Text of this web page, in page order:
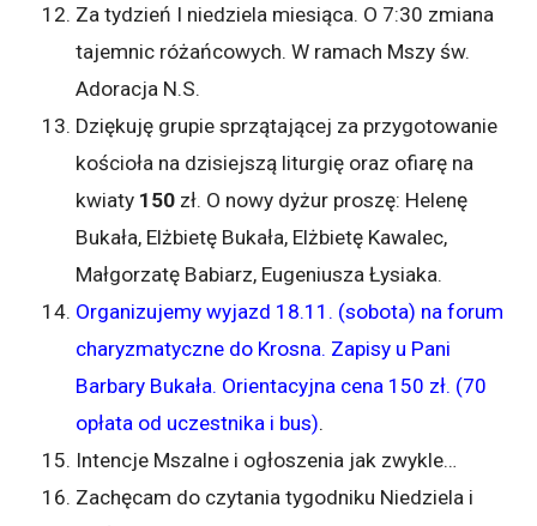
Za tydzień I niedziela miesiąca. O 7:30 zmiana
tajemnic różańcowych. W ramach Mszy św.
Adoracja N.S.
Dziękuję grupie sprzątającej za przygotowanie
kościoła na dzisiejszą liturgię oraz ofiarę na
kwiaty 150 zł. O nowy dyżur proszę: Helenę
Bukała, Elżbietę Bukała, Elżbietę Kawalec,
Małgorzatę Babiarz, Eugeniusza Łysiaka.
Organizujemy wyjazd 18.11. (sobota) na forum
charyzmatyczne do Krosna. Zapisy u Pani
Barbary Bukała. Orientacyjna cena 150 zł. (70
opłata od uczestnika i bus).
Intencje Mszalne i ogłoszenia jak zwykle…
Zachęcam do czytania tygodniku Niedziela i